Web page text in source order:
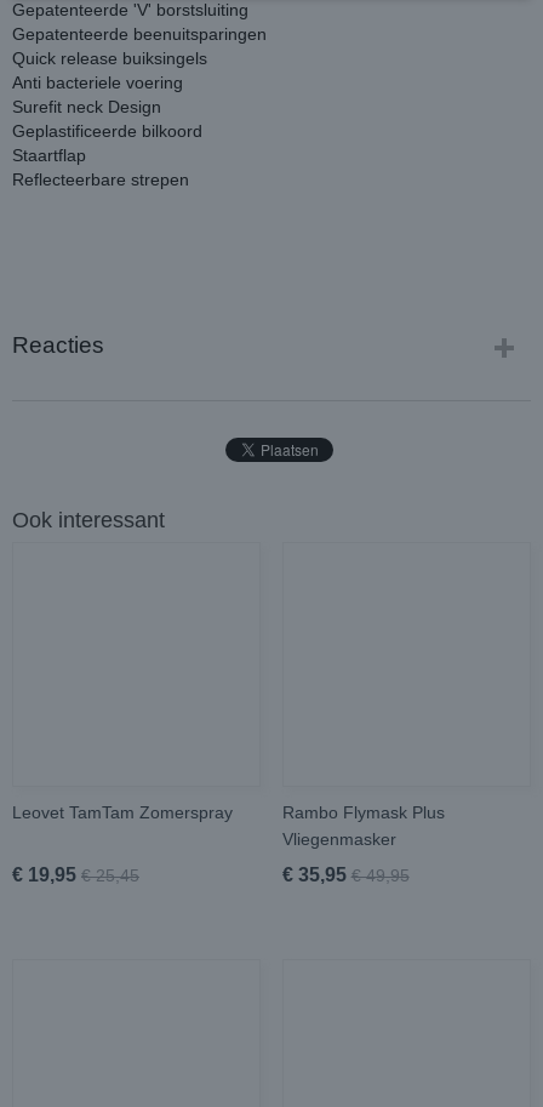
Gepatenteerde 'V' borstsluiting
Gepatenteerde beenuitsparingen
Quick release buiksingels
Anti bacteriele voering
Surefit neck Design
Geplastificeerde bilkoord
Staartflap
Reflecteerbare strepen
Reacties
Ook interessant
Leovet TamTam Zomerspray
€ 19,95 € 25,45
Rambo Flymask Plus
Vliegenmasker
€ 35,95 € 49,95